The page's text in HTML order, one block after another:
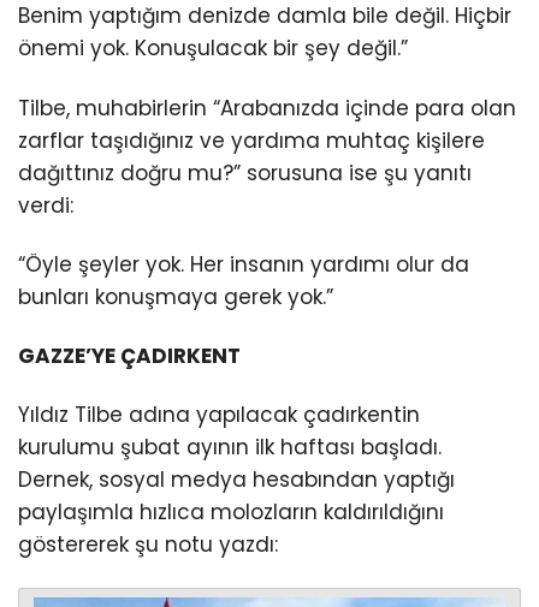
Benim yaptığım denizde damla bile değil. Hiçbir
önemi yok. Konuşulacak bir şey değil.”
Tilbe, muhabirlerin “Arabanızda içinde para olan
zarflar taşıdığınız ve yardıma muhtaç kişilere
dağıttınız doğru mu?” sorusuna ise şu yanıtı
verdi:
“Öyle şeyler yok. Her insanın yardımı olur da
bunları konuşmaya gerek yok.”
GAZZE’YE ÇADIRKENT
Yıldız Tilbe adına yapılacak çadırkentin
kurulumu şubat ayının ilk haftası başladı.
Dernek, sosyal medya hesabından yaptığı
paylaşımla hızlıca molozların kaldırıldığını
göstererek şu notu yazdı: